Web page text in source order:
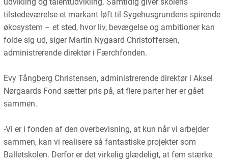
tilstedeværelse et markant løft til Sygehusgrundens spirende
økosystem – et sted, hvor liv, bevægelse og ambitioner kan
folde sig ud, siger Martin Nygaard Christoffersen,
administrerende direktør i Færchfonden.
Evy Tångberg Christensen, administrerende direktør i Aksel
Nørgaards Fond sætter pris på, at flere parter her er gået
sammen.
-Vi er i fonden af den overbevisning, at kun når vi arbejder
sammen, kan vi realisere så fantastiske projekter som
Balletskolen. Derfor er det virkelig glædeligt, at fem stærke